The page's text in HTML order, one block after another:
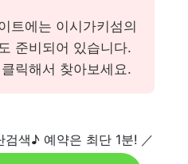
트에는 이시가키섬의
준비되어 있습니다.
릭해서 찾아보세요.
색♪ 예약은 최단 1분! ／